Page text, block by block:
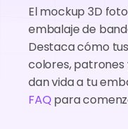
Elmockup 3D
embalaje de
Destaca cómo
colores, patrones
dan vida a tu
FAQ para